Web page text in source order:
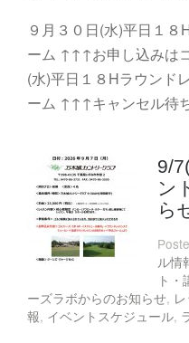
９月３０日(水)平日１
ーム ↑↑↑お申し込みは
(水)平日１８Hラウンド
ーム ↑↑↑キャンセル待
9/
ン
ら
ル情
ト・
ーズラボからのお知らせ,
報, イベントスケジュール,